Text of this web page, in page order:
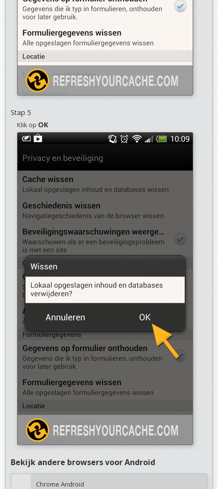
Stap 5
Klik op OK
Bekijk andere browsers voor Android
Chrome Android